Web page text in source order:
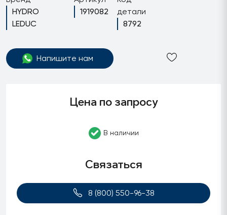
HYDRO
LEDUC
1919082
детали
8792
Напишите нам
Цена по запросу
В наличии
Связаться
8 (800) 550-96-38